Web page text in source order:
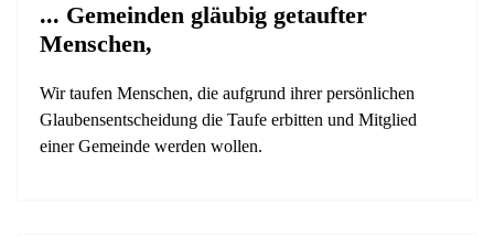
... Gemeinden gläubig getaufter
Menschen,
Wir taufen Menschen, die aufgrund ihrer persönlichen
Glaubensentscheidung die Taufe erbitten und Mitglied
einer Gemeinde werden wollen.